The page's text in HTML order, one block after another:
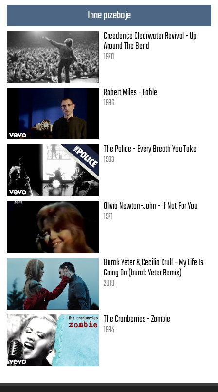
Inne przeboje
Creedence Clearwater Revival - Up
Around The Bend
1970
Robert Miles - Fable
1996
The Police - Every Breath You Take
1983
Olivia Newton-John - If Not For You
1971
Burak Yeter & Cecilia Krull - My Life Is
Going On (burak Yeter Remix)
2019
The Cranberries - Zombie
1994